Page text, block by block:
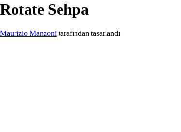
Rotate Sehpa
Maurizio Manzoni tarafından tasarlandı